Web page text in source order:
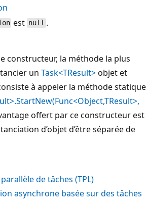
est null .
constructeur, la méthode la plus
un Task<TResult>objet et
à appeler la méthode statique
offert par ce constructeur est
d’objet d’être séparée de
de tâches (TPL)
asynchrone basée sur des tâches